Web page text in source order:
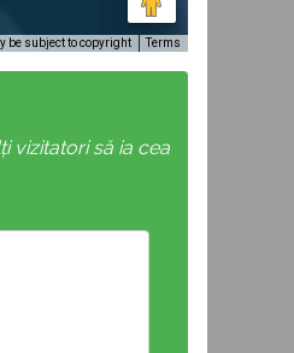
be subject to copyright Terms
vizitatori să ia cea